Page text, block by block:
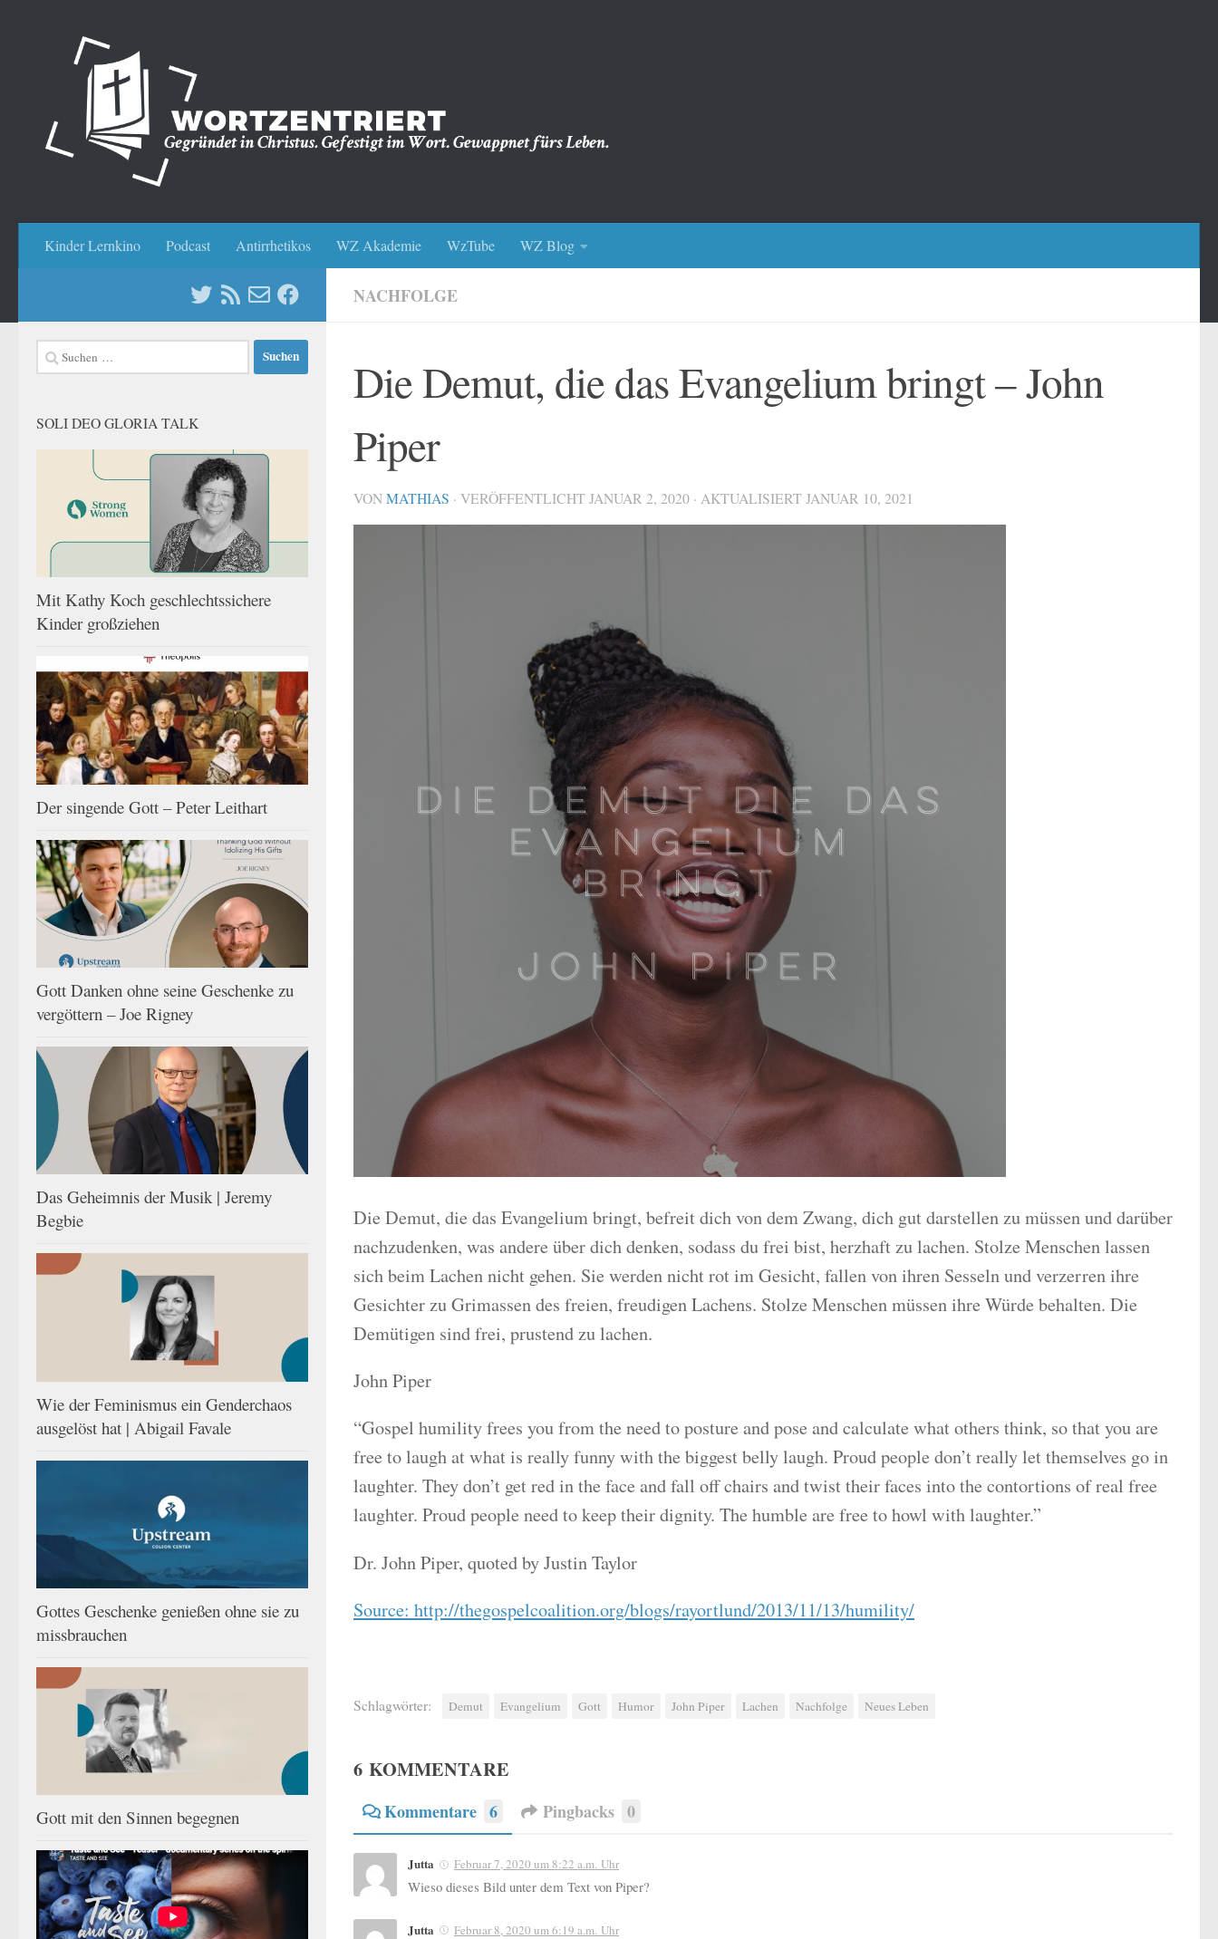
Kinder Lernkino Podcast Antirrhetikos WZ Akademie WzTube WZ Blog
NACHFOLGE
Die Demut, die das Evangelium bringt – John
Piper
VONMATHIAS · VERÖFFENTLICHTJANUAR 2, 2020 · AKTUALISIERTJANUAR 10, 2021
Die Demut, die das Evangelium bringt, befreit dich von dem Zwang, dich gut darstellen zu müssen und darüber
nachzudenken, was andere über dich denken, sodass du frei bist, herzhaft zu lachen. Stolze Menschen lassen
sich beim Lachen nicht gehen. Sie werden nicht rot im Gesicht, fallen von ihren Sesseln und verzerren ihre
Gesichter zu Grimassen des freien, freudigen Lachens. Stolze Menschen müssen ihre Würde behalten. Die
Demütigen sind frei, prustend zu lachen.
John Piper
“Gospel humility frees you from the need to posture and pose and calculate what others think, so that you are
free to laugh at what is really funny with the biggest belly laugh. Proud people don’t really let themselves go in
laughter. They don’t get red in the face and fall off chairs and twist their faces into the contortions of real free
laughter. Proud people need to keep their dignity. The humble are free to howl with laughter.”
Dr. John Piper, quoted by Justin Taylor
Source: http://thegospelcoalition.org/blogs/rayortlund/2013/11/13/humility/
Schlagwörter: Demut Evangelium Gott Humor John Piper Lachen Nachfolge Neues Leben
6 KOMMENTARE
Kommentare 6 Pingbacks 0
Jutta Februar 7, 2020 um 8:22 a.m. Uhr
Wieso dieses Bild unter dem Text von Piper?
Jutta Februar 8, 2020 um 6:19 a.m. Uhr
Suchen
nach:
SOLI DEO GLORIA TALK
Mit Kathy Koch geschlechtssichere
Kinder großziehen
Der singende Gott – Peter Leithart
Gott Danken ohne seine Geschenke zu
vergöttern – Joe Rigney
Das Geheimnis der Musik | Jeremy
Begbie
Wie der Feminismus ein Genderchaos
ausgelöst hat | Abigail Favale
Gottes Geschenke genießen ohne sie zu
missbrauchen
Gott mit den Sinnen begegnen